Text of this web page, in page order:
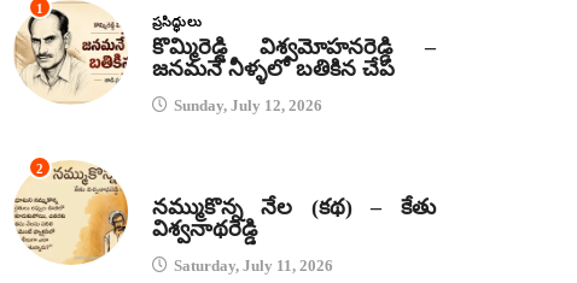
1
ప్రసిద్ధులు
కొమ్మిరెడ్డి విశ్వమోహనరెడ్డి –
జనమనే నీళ్ళలో బతికిన చేప
Sunday, July 12, 2026
2
నమ్ముకొన్న నేల (కథ) – కేతు
విశ్వనాథరెడ్డి
Saturday, July 11, 2026